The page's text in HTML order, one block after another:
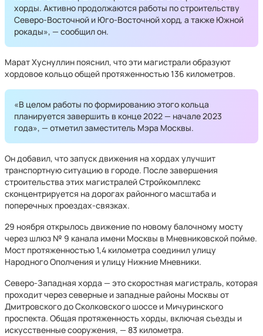
хорды. Активно продолжаются работы по строительству
Северо-Восточной и Юго-Восточной хорд, а также Южной
рокады», — сообщил он.
Марат Хуснуллин пояснил, что эти магистрали образуют
хордовое кольцо общей протяженностью 136 километров.
«В целом работы по формированию этого кольца
планируется завершить в конце 2022 — начале 2023
года», — отметил заместитель Мэра Москвы.
Он добавил, что запуск движения на хордах улучшит
транспортную ситуацию в городе. После завершения
строительства этих магистралей Стройкомплекс
сконцентрируется на дорогах районного масштаба и
поперечных проездах-связках.
29 ноября открылось движение по новому балочному мосту
через шлюз № 9 канала имени Москвы в Мневниковской пойме.
Мост протяженностью 1,4 километра соединил улицу
Народного Ополчения и улицу Нижние Мневники.
Северо-Западная хорда — это скоростная магистраль, которая
проходит через северные и западные районы Москвы от
Дмитровского до Сколковского шоссе и Мичуринского
проспекта. Общая протяженность хорды, включая съезды и
искусственные сооружения, — 83 километра.